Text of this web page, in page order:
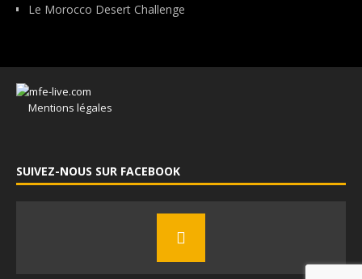
Le Morocco Desert Challenge
Mentions légales
SUIVEZ-NOUS SUR FACEBOOK